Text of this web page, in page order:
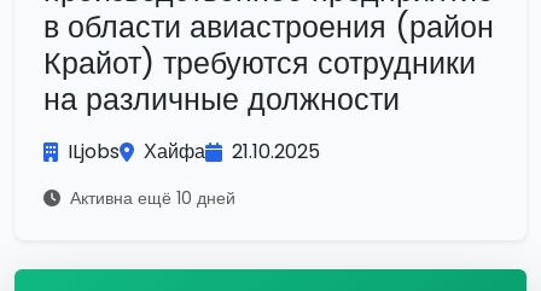
в области авиастроения (район
Крайот) требуются сотрудники
на различные должности
ILjobs Хайфа 21.10.2025
Активна ещё 10 дней